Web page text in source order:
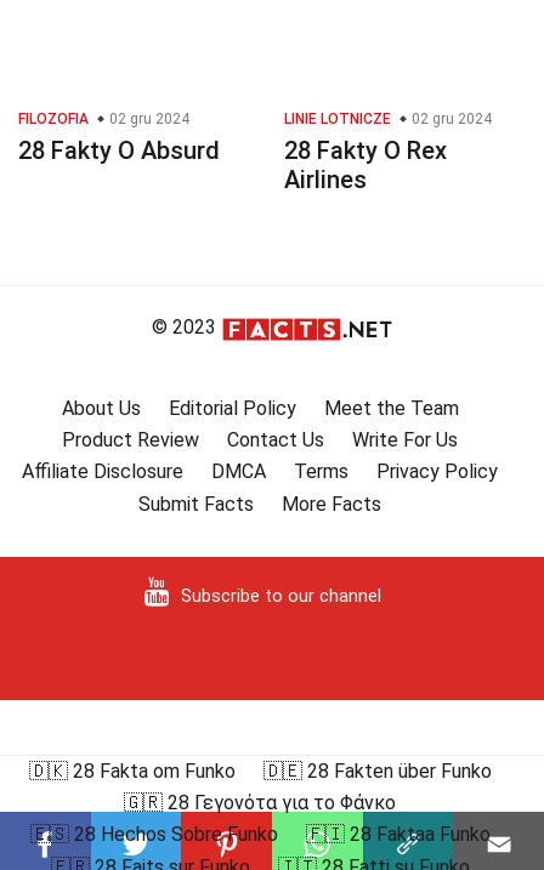
FILOZOFIA 02 gru 2024
28 Fakty O Absurd
LINIE LOTNICZE 02 gru 2024
28 Fakty O Rex
Airlines
© 2023
About Us Editorial Policy
Meet the Team
Product Review
Contact Us
Write For Us
Affiliate Disclosure
DMCA Terms
Privacy Policy
Submit Facts
More Facts
Subscribe to our channel
🇩🇰 28 Fakta om Funko
🇩🇪 28 Fakten über Funko
🇬🇷 28 Γεγονότα για το Φάνκο
🇪🇸 28 Hechos Sobre Funko
🇫🇮 28 Faktaa Funko